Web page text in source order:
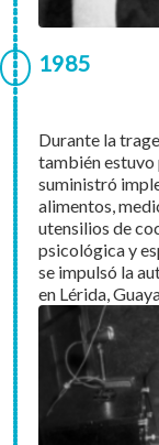
1985
Durante la
también estuvo
suministró
alimentos,
utensilios de
psicológica y
se impulsó la
en Lérida,